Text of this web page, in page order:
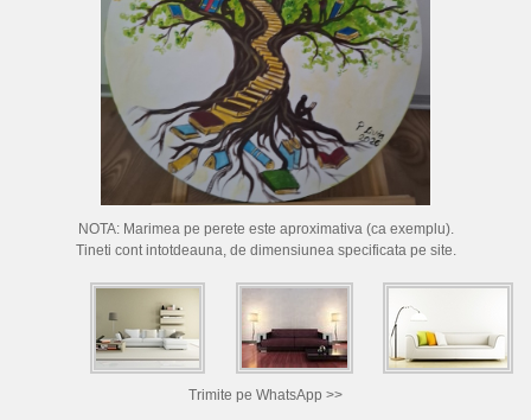
CUM CUMPAR TABLOURI
CUM VAND TABLOURI
CONTACT
NOTA: Marimea pe perete este aproximativa (ca exemplu).
Tineti cont intotdeauna, de dimensiunea specificata pe site.
Trimite pe WhatsApp >>